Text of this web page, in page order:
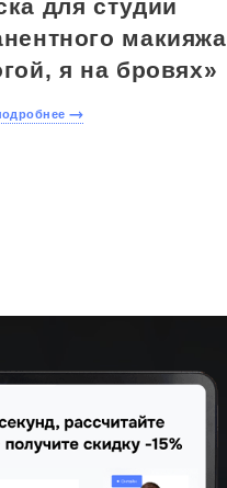
для студии
макияжа
я на бровях»